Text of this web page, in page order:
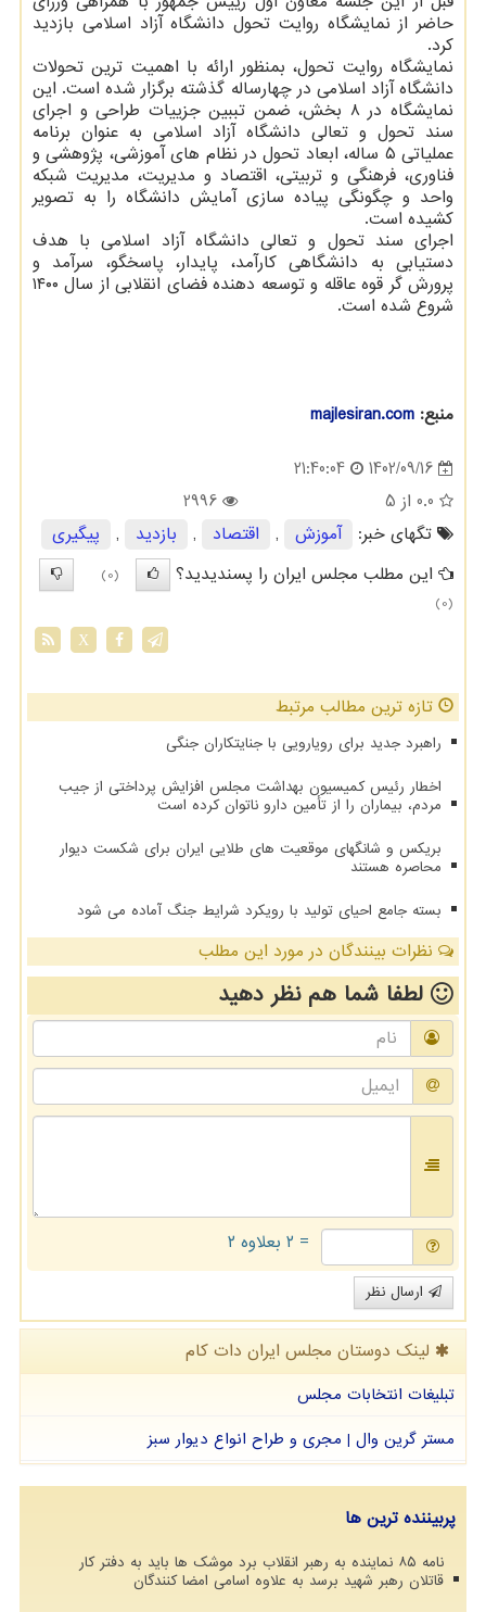
حاضر از نمایشگاه روایت تحول دانشگاه آزاد اسلامی بازدید
کرد.
نمایشگاه روایت تحول، بمنظور ارائه با اهمیت ترین تحولات
دانشگاه آزاد اسلامی در چهارساله گذشته برگزار شده است. این
نمایشگاه در ۸ بخش، ضمن تببین جزییات طراحی و اجرای
سند تحول و تعالی دانشگاه آزاد اسلامی به عنوان برنامه
عملیاتی ۵ ساله، ابعاد تحول در نظام های آموزشی، پژوهشی و
فناوری، فرهنگی و تربیتی، اقتصاد و مدیریت، مدیریت شبکه
واحد و چگونگی پیاده سازی آمایش دانشگاه را به تصویر
کشیده است.
اجرای سند تحول و تعالی دانشگاه آزاد اسلامی با هدف
دستیابی به دانشگاهی کارآمد، پایدار، پاسخگو، سرآمد و
پرورش گر قوه عاقله و توسعه دهنده فضای انقلابی از سال ۱۴۰۰
شروع شده است.
منبع: majlesiran.com
1402/09/16
21:40:04
0.0 از 5
2996
تگهای خبر:
آموزش , اقتصاد , بازدید ,
پیگیری
این مطلب مجلس ایران را پسندیدید؟
(0)
(0)
X
تازه ترین مطالب مرتبط
راهبرد جدید برای رویارویی با جنایتکاران جنگی
اخطار رئیس کمیسیون بهداشت مجلس افزایش پرداختی از جیب
مردم، بیماران را از تأمین دارو ناتوان کرده است
بریکس و شانگهای موقعیت های طلایی ایران برای شکست دیوار
محاصره هستند
بسته جامع احیای تولید با رویکرد شرایط جنگ آماده می شود
نظرات بینندگان در مورد این مطلب
لطفا شما همنظر دهید
= ۲ بعلاوه ۲
ارسال نظر
لینک دوستان مجلس ایران دات كام
تبلیغات انتخابات مجلس
مستر گرین وال | مجری و طراح انواع دیوار سبز
پربیننده ترین ها
نامه ۸۵ نماینده به رهبر انقلاب برد موشک ها باید به دفتر کار
قاتلان رهبر شهید برسد به علاوه اسامی امضا کنندگان